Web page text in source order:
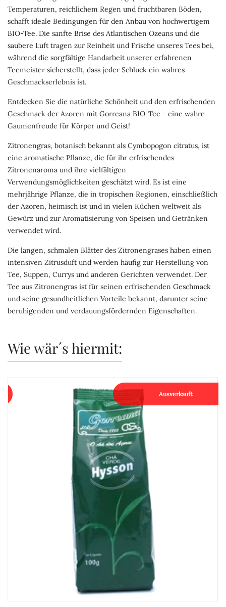
Temperaturen, reichlichem Regen und fruchtbaren Böden,
schafft ideale Bedingungen für den Anbau von hochwertigem
BIO-Tee. Die sanfte Brise des Atlantischen Ozeans und die
saubere Luft tragen zur Reinheit und Frische unseres Tees bei,
während die sorgfältige Handarbeit unserer erfahrenen
Teemeister sicherstellt, dass jeder Schluck ein wahres
Geschmackserlebnis ist.
Entdecken Sie die natürliche Schönheit und den erfrischenden
Geschmack der Azoren mit Gorreana BIO-Tee - eine wahre
Gaumenfreude für Körper und Geist!
Zitronengras, botanisch bekannt als Cymbopogon citratus, ist
eine aromatische Pflanze, die für ihr erfrischendes
Zitronenaroma und ihre vielfältigen
Verwendungsmöglichkeiten geschätzt wird. Es ist eine
mehrjährige Pflanze, die in tropischen Regionen, einschließlich
der Azoren, heimisch ist und in vielen Küchen weltweit als
Gewürz und zur Aromatisierung von Speisen und Getränken
verwendet wird.
Die langen, schmalen Blätter des Zitronengrases haben einen
intensiven Zitrusduft und werden häufig zur Herstellung von
Tee, Suppen, Currys und anderen Gerichten verwendet. Der
Tee aus Zitronengras ist für seinen erfrischenden Geschmack
und seine gesundheitlichen Vorteile bekannt, darunter seine
beruhigenden und verdauungsfördernden Eigenschaften.
Wie wär´s hiermit:
Ausverkauft